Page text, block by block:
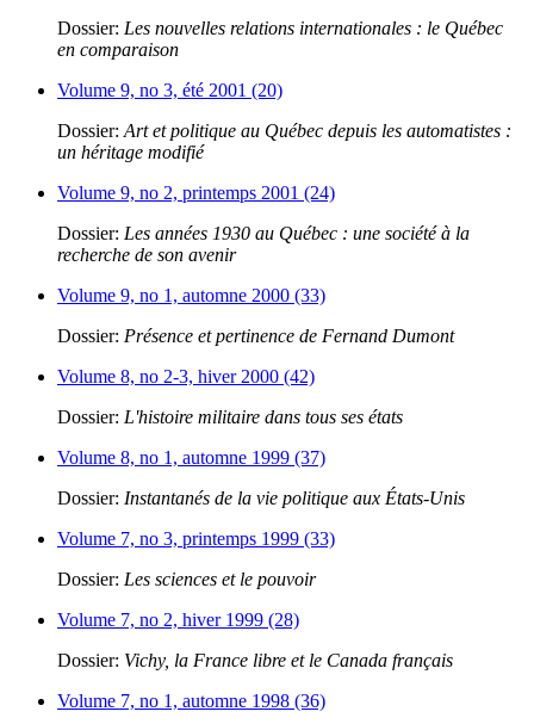
Dossier: Les nouvelles relations internationales : le Québec
en comparaison
Volume 9, no 3, été 2001 (20)
Dossier:Art et politique au Québec depuis les automatistes :
un héritage modifié
Volume 9, no 2, printemps 2001 (24)
Dossier: Les années 1930 au Québec : une société à la
recherche de son avenir
Volume 9, no 1, automne 2000 (33)
Dossier: Présence et pertinence de Fernand Dumont
Volume 8, no 2-3, hiver 2000 (42)
Dossier: L'histoire militaire dans tous ses états
Volume 8, no 1, automne 1999 (37)
Dossier: Instantanés de la vie politique aux États-Unis
Volume 7, no 3, printemps 1999 (33)
Dossier: Les sciences et le pouvoir
Volume 7, no 2, hiver 1999 (28)
Dossier: Vichy, la France libre et le Canada français
Volume 7, no 1, automne 1998 (36)